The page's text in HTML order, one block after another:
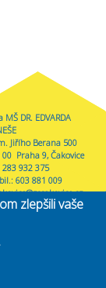
MŠ DR. EDVARDA
Jiřího Berana 500
00 Praha 9, Čakovice
283 932 375
603 881 009
is external)
zlepšili vaše